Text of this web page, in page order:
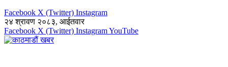
Facebook X (Twitter) Instagram
२४ श्रावण २०८३, आईतवार
Facebook X (Twitter) InstagramYouTube